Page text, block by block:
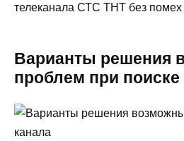
телеканала СТС ТНТ без помех
Варианты решения
проблем при поиске